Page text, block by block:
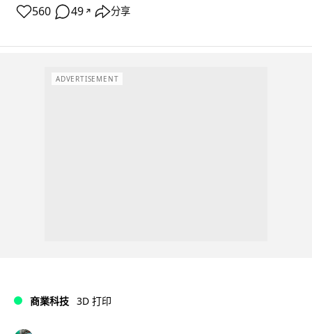
560 49 ↗ 分享
ADVERTISEMENT
商業科技 3D 打印